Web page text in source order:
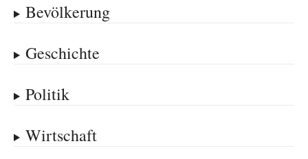
Bevölkerung
Geschichte
Politik
Wirtschaft